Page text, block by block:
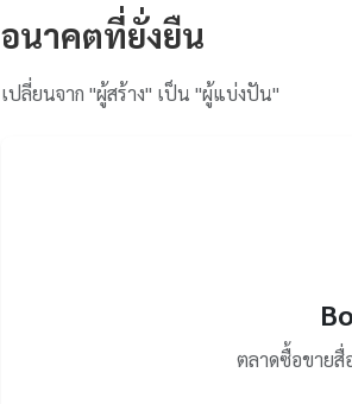
อนาคตที่ยั่งยืน
เปลี่ยนจาก "ผู้สร้าง" เป็น "ผู้แบ่งปัน"
ตลาดซื้อขายสื่